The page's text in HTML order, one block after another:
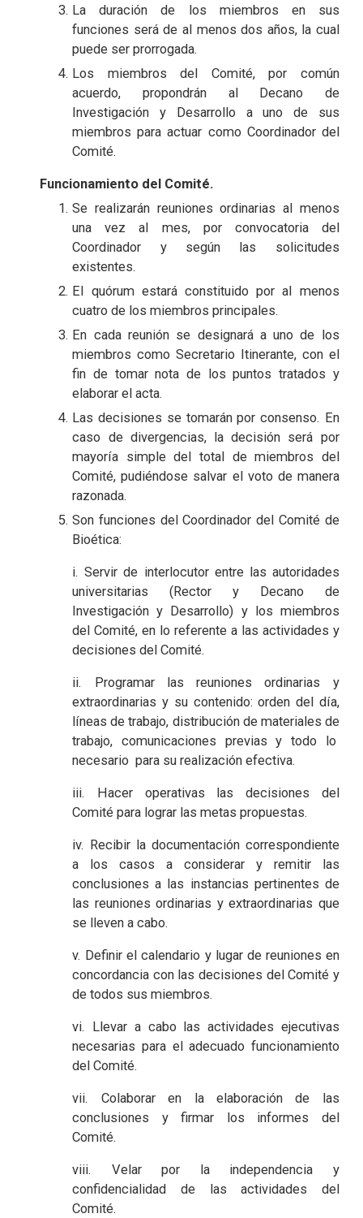
La duración de los miembros en sus
funciones será de al menos dos años, la cual
puede ser prorrogada.
Los miembros del Comité, por común
acuerdo, propondrán al Decano de
Investigación y Desarrollo a uno de sus
miembros para actuar como Coordinador del
Comité.
Funcionamiento del Comité.
Se realizarán reuniones ordinarias al menos
una vez al mes, por convocatoria del
Coordinador y según las solicitudes
existentes.
El quórum estará constituido por al menos
cuatro de los miembros principales.
En cada reunión se designará a uno de los
miembros como Secretario Itinerante, con el
fin de tomar nota de los puntos tratados y
elaborar el acta.
Las decisiones se tomarán por consenso. En
caso de divergencias, la decisión será por
mayoría simple del total de miembros del
Comité, pudiéndose salvar el voto de manera
razonada.
Son funciones del Coordinador del Comité de
Bioética:
i. Servir de interlocutor entre las autoridades
universitarias (Rector y Decano de
Investigación y Desarrollo) y los miembros
del Comité, en lo referente a las actividades y
decisiones del Comité.
ii. Programar las reuniones ordinarias y
extraordinarias y su contenido: orden del día,
líneas de trabajo, distribución de materiales de
trabajo, comunicaciones previas y todo lo
necesario para su realización efectiva.
iii. Hacer operativas las decisiones del
Comité para lograr las metas propuestas.
iv. Recibir la documentación correspondiente
a los casos a considerar y remitir las
conclusiones a las instancias pertinentes de
las reuniones ordinarias y extraordinarias que
se lleven a cabo.
v. Definir el calendario y lugar de reuniones en
concordancia con las decisiones del Comité y
de todos sus miembros.
vi. Llevar a cabo las actividades ejecutivas
necesarias para el adecuado funcionamiento
del Comité.
vii. Colaborar en la elaboración de las
conclusiones y firmar los informes del
Comité.
viii. Velar por la independencia y
confidencialidad de las actividades del
Comité.